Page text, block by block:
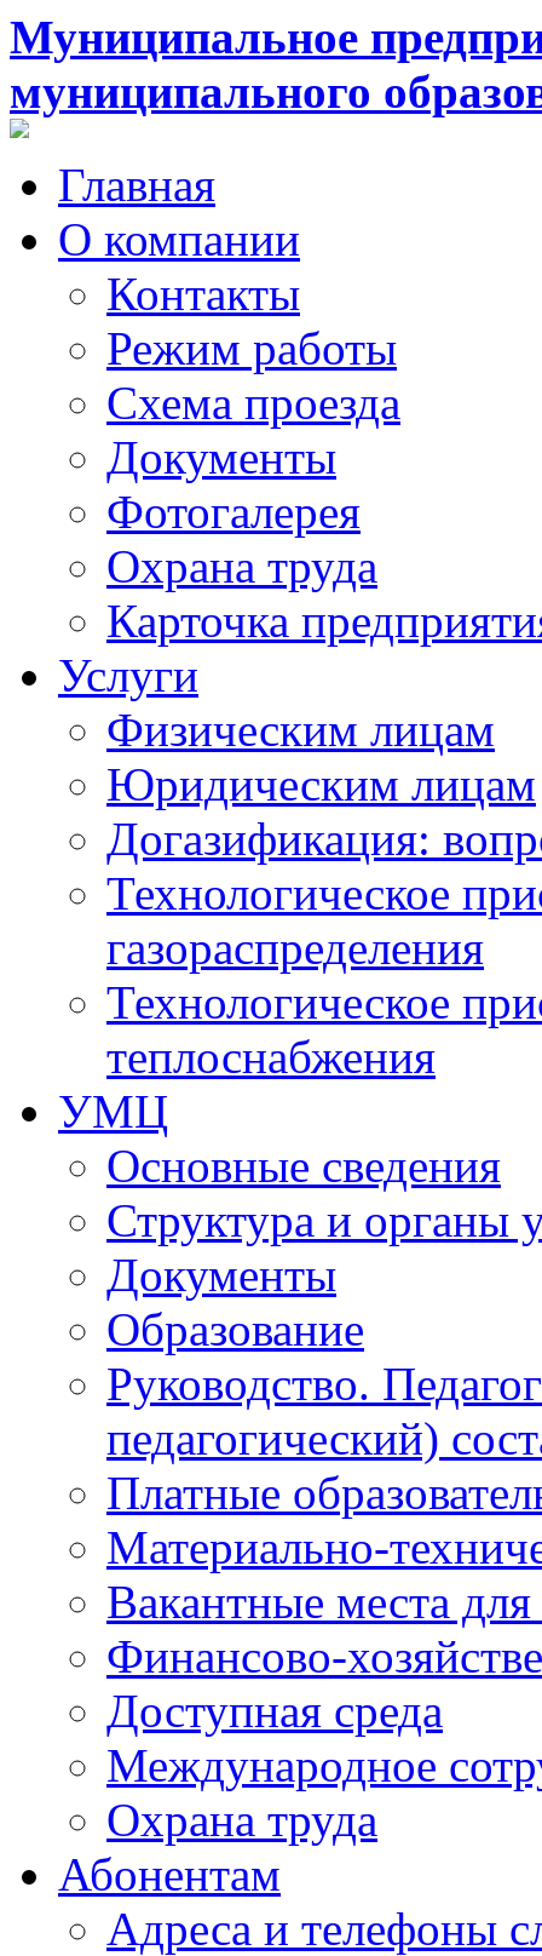
Муниципальное
муниципального
Главная
О компании
Контакты
Режим работы
Схема проезда
Документы
Фотогалерея
Охрана труда
Карточка
Услуги
Физическим лицам
Юридическим лицам
Догазификация:
Технологическое
газораспределения
Технологическое
теплоснабжения
УМЦ
Основные сведения
Структура и органы
Документы
Образование
Руководство.
педагогический)
Платные
Материально-
Вакантные места
Финансово-
Доступная среда
Международное
Охрана труда
Абонентам
Адреса и телефоны